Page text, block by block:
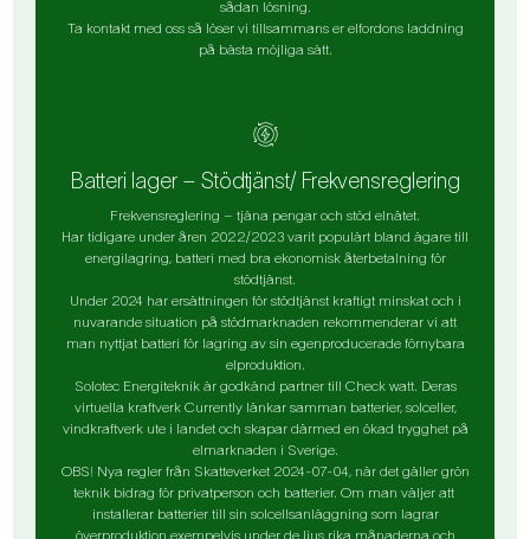
sådan lösning.
Ta kontakt med oss så löser vi tillsammans er elfordons laddning
på bästa möjliga sätt.
Batteri lager – Stödtjänst/ Frekvensreglering
Frekvensreglering – tjäna pengar och stöd elnätet.
Har tidigare under åren 2022/2023 varit populärt bland ägare till
energilagring, batteri med bra ekonomisk återbetalning för
stödtjänst.
Under 2024 har ersättningen för stödtjänst kraftigt minskat och i
nuvarande situation på stödmarknaden rekommenderar vi att
man nyttjat batteri för lagring av sin egenproducerade förnybara
elproduktion.
Solotec Energiteknik är godkänd partner till Check watt. Deras
virtuella kraftverk Currently länkar samman batterier, solceller,
vindkraftverk ute i landet och skapar därmed en ökad trygghet på
elmarknaden i Sverige.
OBS! Nya regler från Skatteverket 2024-07-04, när det gäller grön
teknik bidrag för privatperson och batterier. Om man väljer att
installerar batterier till sin solcellsanläggning som lagrar
överproduktion exempelvis under de ljus rika månaderna och